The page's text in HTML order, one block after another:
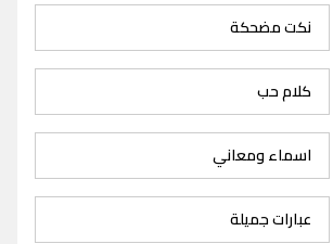
نكت مضحكة
كلام حب
اسماء ومعاني
عبارات جميلة